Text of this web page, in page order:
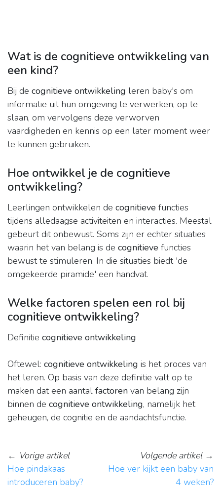
Wat is de cognitieve ontwikkeling van
een kind?
Bij de cognitieve ontwikkeling leren baby's om
informatie uit hun omgeving te verwerken, op te
slaan, om vervolgens deze verworven
vaardigheden en kennis op een later moment weer
te kunnen gebruiken.
Hoe ontwikkel je de cognitieve
ontwikkeling?
Leerlingen ontwikkelen de cognitieve functies
tijdens alledaagse activiteiten en interacties. Meestal
gebeurt dit onbewust. Soms zijn er echter situaties
waarin het van belang is de cognitieve functies
bewust te stimuleren. In die situaties biedt 'de
omgekeerde piramide' een handvat.
Welke factoren spelen een rol bij
cognitieve ontwikkeling?
Definitie cognitieve ontwikkeling
Oftewel: cognitieve ontwikkeling is het proces van
het leren. Op basis van deze definitie valt op te
maken dat een aantal factoren van belang zijn
binnen de cognitieve ontwikkeling, namelijk het
geheugen, de cognitie en de aandachtsfunctie.
← Vorige artikel
Hoe pindakaas
introduceren baby?
Volgende artikel→
Hoe ver kijkt een baby van
4 weken?